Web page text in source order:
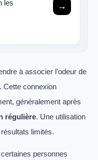
les
→
à associer l’odeur de
Cette connexion
généralement après
régulière. Une utilisation
limités.
personnes